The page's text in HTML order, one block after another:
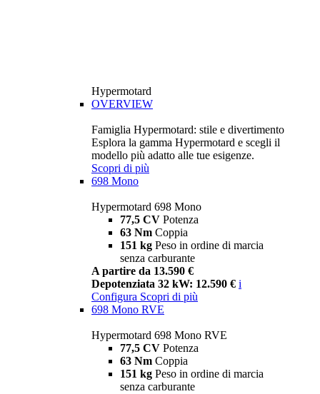
Hypermotard
OVERVIEW
Famiglia Hypermotard: stile e divertimento
Esplora la gamma Hypermotard e scegli il
modello più adatto alle tue esigenze.
Scopri di più
698 Mono
Hypermotard 698 Mono
77,5 CV Potenza
63 Nm Coppia
151 kg Peso in ordine di marcia
senza carburante
A partire da 13.590 €
Depotenziata 32 kW: 12.590 € i
Configura Scopri di più
698 Mono RVE
Hypermotard 698 Mono RVE
77,5 CV Potenza
63 Nm Coppia
151 kg Peso in ordine di marcia
senza carburante